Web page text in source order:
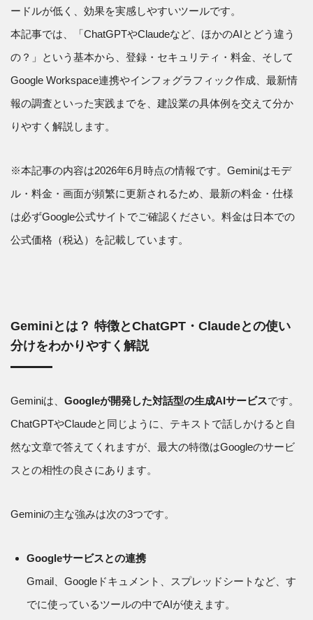
ードルが低く、効果を実感しやすいツールです。
本記事では、「ChatGPTやClaudeなど、ほかのAIとどう違う
の？」という基本から、登録・セキュリティ・料金、そして
Google Workspace連携やインフォグラフィック作成、最新情
報の調査といった実践までを、建設業の具体例を交えて分か
りやすく解説します。
※本記事の内容は2026年6月時点の情報です。Geminiはモデ
ル・料金・画面が頻繁に更新されるため、最新の料金・仕様
は必ずGoogle公式サイトでご確認ください。料金は日本での
公式価格（税込）を記載しています。
Geminiとは？ 特徴とChatGPT・Claudeとの使い
分けをわかりやすく解説
Geminiは、 Googleが開発した対話型の生成AIサービスです。
ChatGPTやClaudeと同じように、テキストで話しかけると自
然な文章で答えてくれますが、最大の特徴はGoogleのサービ
スとの相性の良さにあります。
Geminiの主な強みは次の3つです。
Googleサービスとの連携
Gmail、Googleドキュメント、スプレッドシートなど、す
でに使っているツールの中でAIが使えます。